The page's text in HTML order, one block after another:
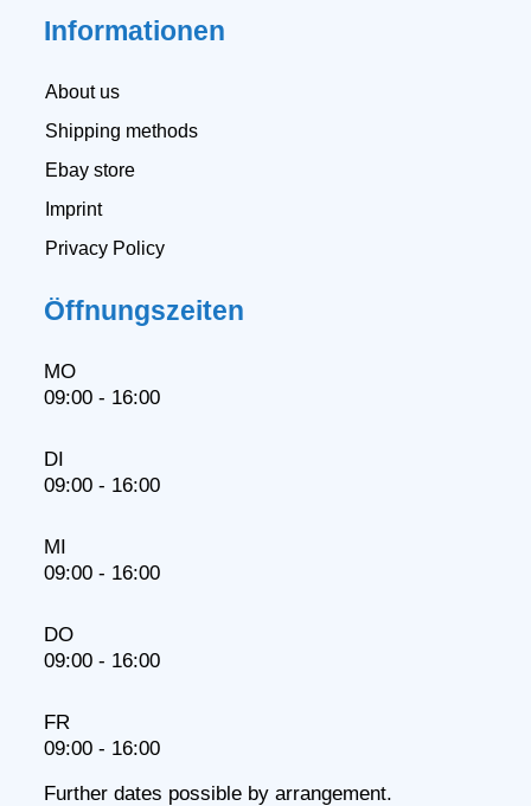
Informationen
About us
Shipping methods
Ebay store
Imprint
Privacy Policy
Öffnungszeiten
MO
09:00 - 16:00
DI
09:00 - 16:00
MI
09:00 - 16:00
DO
09:00 - 16:00
FR
09:00 - 16:00
Further dates possible by arrangement.